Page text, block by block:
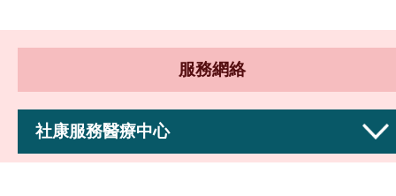
服務網絡
社康服務醫療中心